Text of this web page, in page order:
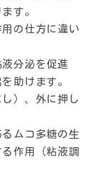
す。
の仕方に違い
分泌を促進
助けます。
）、外に押し
ムコ多糖の生
作用（粘液調